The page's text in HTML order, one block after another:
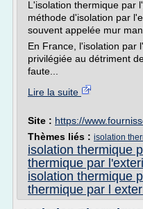
L'isolation thermique par
méthode d'isolation par
souvent appelée mur
En France, l'isolation par
privilégiée au détriment
faute...
Lire la suite
Site : https://
Thèmes liés : isolation
isolation thermique
thermique par
isolation thermique
thermique par l